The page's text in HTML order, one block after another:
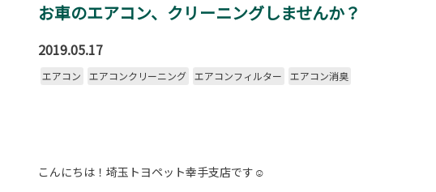
お車のエアコン、クリーニングしませんか？
2019.05.17
エアコン エアコンクリーニング エアコンフィルター エアコン消臭
こんにちは！埼玉トヨペット幸手支店です☺